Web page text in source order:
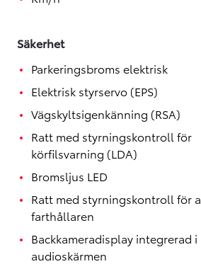
Säkerhet
Parkeringsbroms elektrisk
Elektrisk styrservo (EPS)
Vägskyltsigenkänning (RSA)
Ratt med styrningskontroll för
körfilsvarning (LDA)
Bromsljus LED
Ratt med styrningskontroll för
farthållaren
Backkameradisplay integrerad i
audioskärmen